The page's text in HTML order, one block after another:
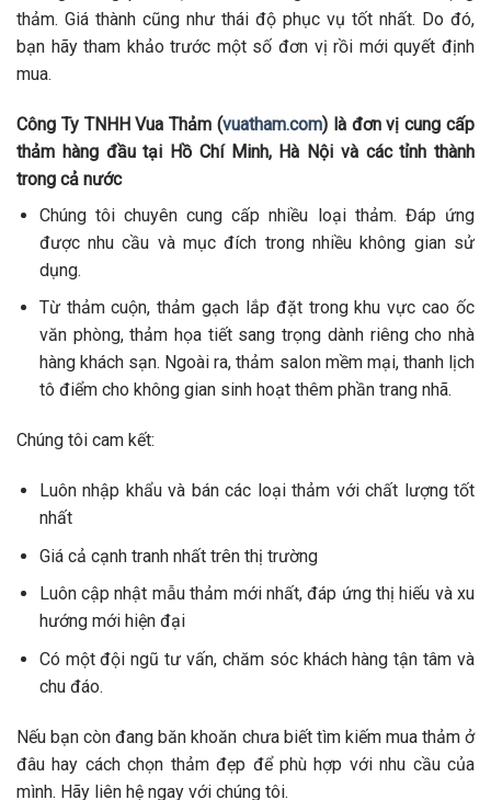
thảm. Giá thành cũng như thái độ phục vụ tốt nhất. Do đó,
bạn hãy tham khảo trước một số đơn vị rồi mới quyết định
mua.
Công Ty TNHH Vua Thảm (vuatham.com) là đơn vị cung cấp
thảm hàng đầu tại Hồ Chí Minh, Hà Nội và các tỉnh thành
trong cả nước
Chúng tôi chuyên cung cấp nhiều loại thảm. Đáp ứng
được nhu cầu và mục đích trong nhiều không gian sử
dụng.
Từ thảm cuộn, thảm gạch lắp đặt trong khu vực cao ốc
văn phòng, thảm họa tiết sang trọng dành riêng cho nhà
hàng khách sạn. Ngoài ra, thảm salon mềm mại, thanh lịch
tô điểm cho không gian sinh hoạt thêm phần trang nhã.
Chúng tôi cam kết:
Luôn nhập khẩu và bán các loại thảm với chất lượng tốt
nhất
Giá cả cạnh tranh nhất trên thị trường
Luôn cập nhật mẫu thảm mới nhất, đáp ứng thị hiếu và xu
hướng mới hiện đại
Có một đội ngũ tư vấn, chăm sóc khách hàng tận tâm và
chu đáo.
Nếu bạn còn đang băn khoăn chưa biết tìm kiếm mua thảm ở
đâu hay cách chọn thảm đẹp để phù hợp với nhu cầu của
mình. Hãy liên hệ ngay với chúng tôi.